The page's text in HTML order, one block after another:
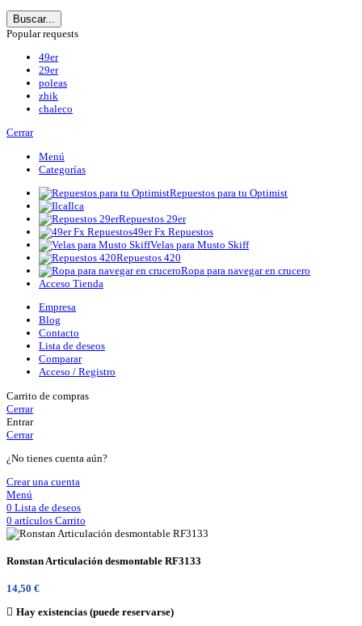
Buscar...
Popular requests
49er
29er
poleas
zhik
chaleco
Cerrar
Menú
Categorías
Repuestos para tu Optimist
Ilca
Repuestos 29er
49er Fx Repuestos
Velas para Musto Skiff
Repuestos 420
Ropa para navegar en crucero
Acceso Tienda
Empresa
Blog
Contacto
Lista de deseos
Comparar
Acceso / Registro
Carrito de compras
Cerrar
Entrar
Cerrar
¿No tienes cuenta aún?
Crear una cuenta
Menú
0 Lista de deseos
0 artículos Carrito
Ronstan Articulación desmontable RF3133
14,50 €
Hay existencias (puede reservarse)